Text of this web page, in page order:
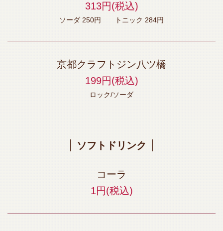
313円(税込)
ソーダ 250円 トニック 284円
京都クラフトジン八ツ橋
199円(税込)
ロック/ソーダ
ソフトドリンク
コーラ
1円(税込)